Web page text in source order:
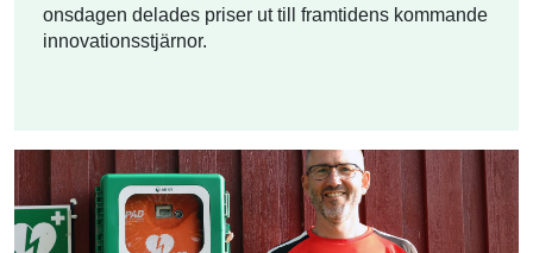
onsdagen delades priser ut till framtidens kommande
innovationsstjärnor.